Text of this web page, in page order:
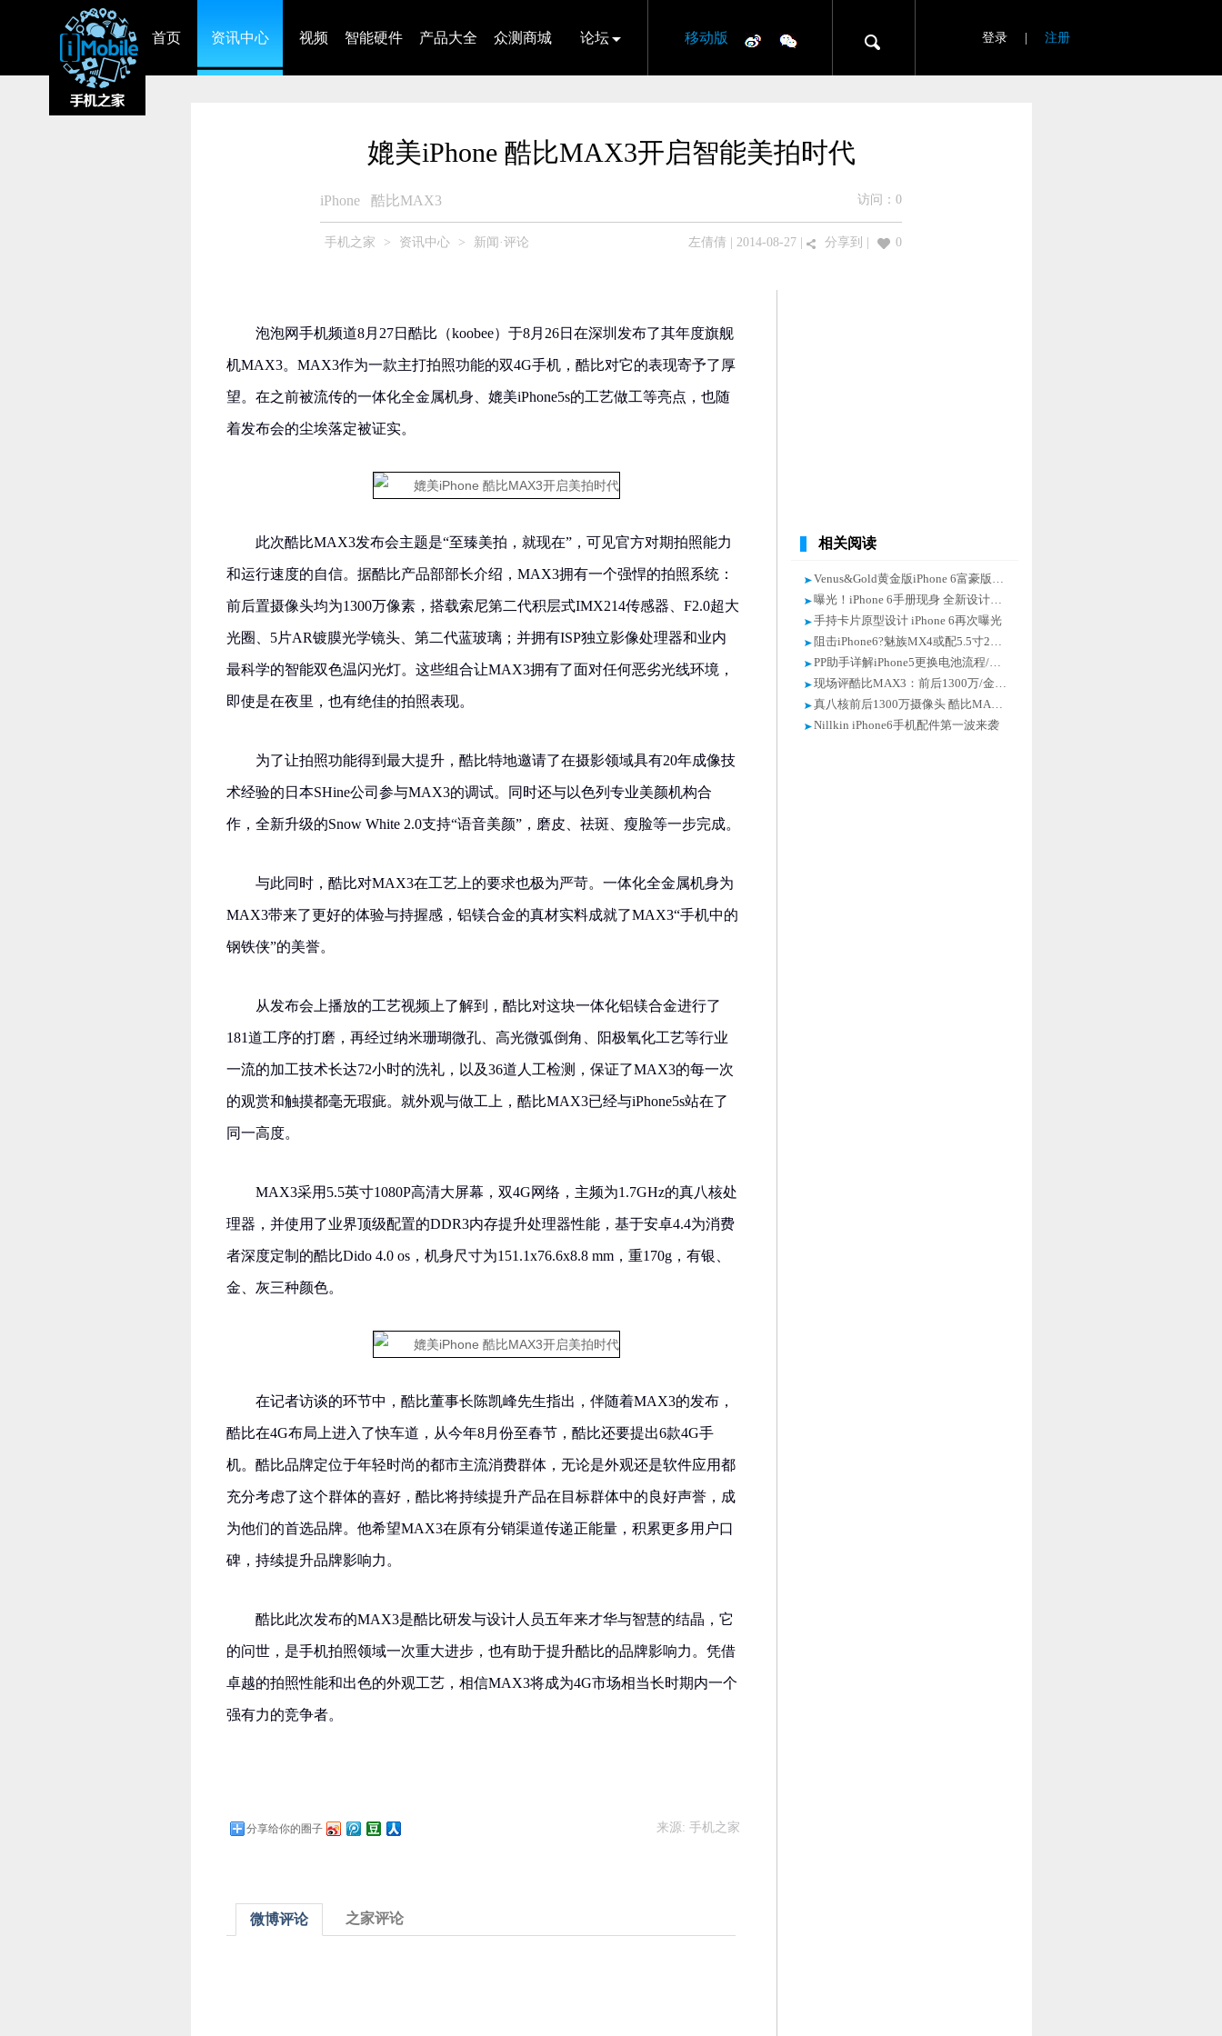
首页 资讯中心 视频 智能硬件 产品大全 众测商城 论坛 移动版 登录 注册
媲美iPhone 酷比MAX3开启智能美拍时代
iPhone 酷比MAX3 访问： 0
手机之家 > 资讯中心 > 新闻·评论 左倩倩 | 2014-08-27 | 分享到 0
泡泡网手机频道8月27日酷比（koobee）于8月26日在深圳发布了其年度旗舰
机MAX3。MAX3作为一款主打拍照功能的双4G手机，酷比对它的表现寄予了厚
望。在之前被流传的一体化全金属机身、媲美iPhone5s的工艺做工等亮点，也随
着发布会的尘埃落定被证实。
此次酷比MAX3发布会主题是“至臻美拍，就现在”，可见官方对期拍照能力
和运行速度的自信。据酷比产品部部长介绍，MAX3拥有一个强悍的拍照系统：
前后置摄像头均为1300万像素，搭载索尼第二代积层式IMX214传感器、F2.0超大
光圈、5片AR镀膜光学镜头、第二代蓝玻璃；并拥有ISP独立影像处理器和业内
最科学的智能双色温闪光灯。这些组合让MAX3拥有了面对任何恶劣光线环境，
即使是在夜里，也有绝佳的拍照表现。
为了让拍照功能得到最大提升，酷比特地邀请了在摄影领域具有20年成像技
术经验的日本SHine公司参与MAX3的调试。同时还与以色列专业美颜机构合
作，全新升级的Snow White 2.0支持“语音美颜”，磨皮、祛斑、瘦脸等一步完成。
与此同时，酷比对MAX3在工艺上的要求也极为严苛。一体化全金属机身为
MAX3带来了更好的体验与持握感，铝镁合金的真材实料成就了MAX3“手机中的
钢铁侠”的美誉。
从发布会上播放的工艺视频上了解到，酷比对这块一体化铝镁合金进行了
181道工序的打磨，再经过纳米珊瑚微孔、高光微弧倒角、阳极氧化工艺等行业
一流的加工技术长达72小时的洗礼，以及36道人工检测，保证了MAX3的每一次
的观赏和触摸都毫无瑕疵。就外观与做工上，酷比MAX3已经与iPhone5s站在了
同一高度。
MAX3采用5.5英寸1080P高清大屏幕，双4G网络，主频为1.7GHz的真八核处
理器，并使用了业界顶级配置的DDR3内存提升处理器性能，基于安卓4.4为消费
者深度定制的酷比Dido 4.0 os，机身尺寸为151.1x76.6x8.8 mm，重170g，有银、
金、灰三种颜色。
在记者访谈的环节中，酷比董事长陈凯峰先生指出，伴随着MAX3的发布，
酷比在4G布局上进入了快车道，从今年8月份至春节，酷比还要提出6款4G手
机。酷比品牌定位于年轻时尚的都市主流消费群体，无论是外观还是软件应用都
充分考虑了这个群体的喜好，酷比将持续提升产品在目标群体中的良好声誉，成
为他们的首选品牌。他希望MAX3在原有分销渠道传递正能量，积累更多用户口
碑，持续提升品牌影响力。
酷比此次发布的MAX3是酷比研发与设计人员五年来才华与智慧的结晶，它
的问世，是手机拍照领域一次重大进步，也有助于提升酷比的品牌影响力。凭借
卓越的拍照性能和出色的外观工艺，相信MAX3将成为4G市场相当长时期内一个
强有力的竞争者。
分享给你的圈子 来源: 手机之家
微博评论 之家评论
相关阅读
Venus&Gold黄金版iPhone 6富豪版曝光
曝光！iPhone 6手册现身 全新设计来袭
手持卡片原型设计 iPhone 6再次曝光
阻击iPhone6?魅族MX4或配5.5寸2K屏
PP助手详解iPhone5更换电池流程/事项
现场评酷比MAX3：前后1300万/金属机身
真八核前后1300万摄像头 酷比MAX3发布
Nillkin iPhone6手机配件第一波来袭